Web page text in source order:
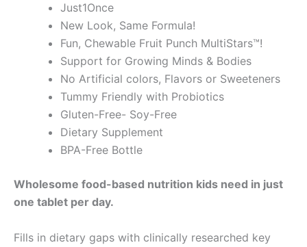
comprimidos
mastigáveis
quantidade
Just1Once
New Look, Same Formula!
Fun, Chewable Fruit Punch MultiStars™!
Support for Growing Minds & Bodies
No Artificial colors, Flavors or Sweeteners
Tummy Friendly with Probiotics
Gluten-Free- Soy-Free
Dietary Supplement
BPA-Free Bottle
Wholesome food-based nutrition kids need in just
one tablet per day.
Fills in dietary gaps with clinically researched key